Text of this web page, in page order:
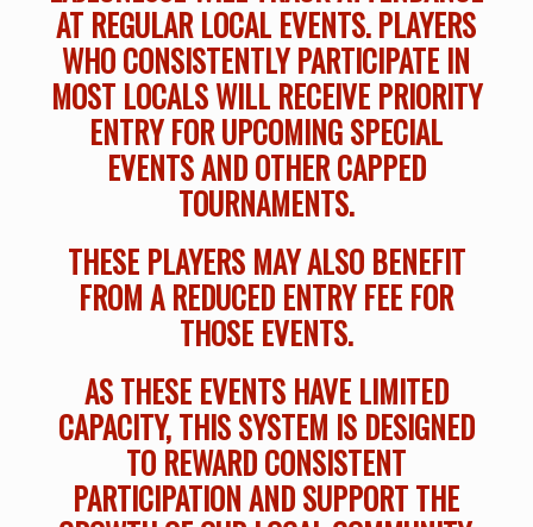
AT REGULAR LOCAL EVENTS. PLAYERS
WHO CONSISTENTLY PARTICIPATE IN
MOST LOCALS WILL RECEIVE PRIORITY
ENTRY FOR UPCOMING SPECIAL
EVENTS AND OTHER CAPPED
TOURNAMENTS.
THESE PLAYERS MAY ALSO BENEFIT
FROM A REDUCED ENTRY FEE FOR
THOSE EVENTS.
AS THESE EVENTS HAVE LIMITED
CAPACITY, THIS SYSTEM IS DESIGNED
TO REWARD CONSISTENT
PARTICIPATION AND SUPPORT THE